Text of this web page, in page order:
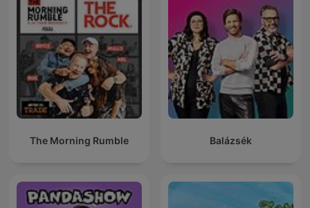
The Morning Rumble Balázsék